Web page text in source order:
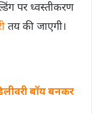
पर ध्वस्तीकरण
तय की जाएगी।
बॉय बनकर